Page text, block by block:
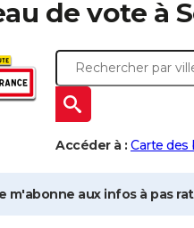
de vote à
Accéder à : Carte
m'abonne aux infos à pas